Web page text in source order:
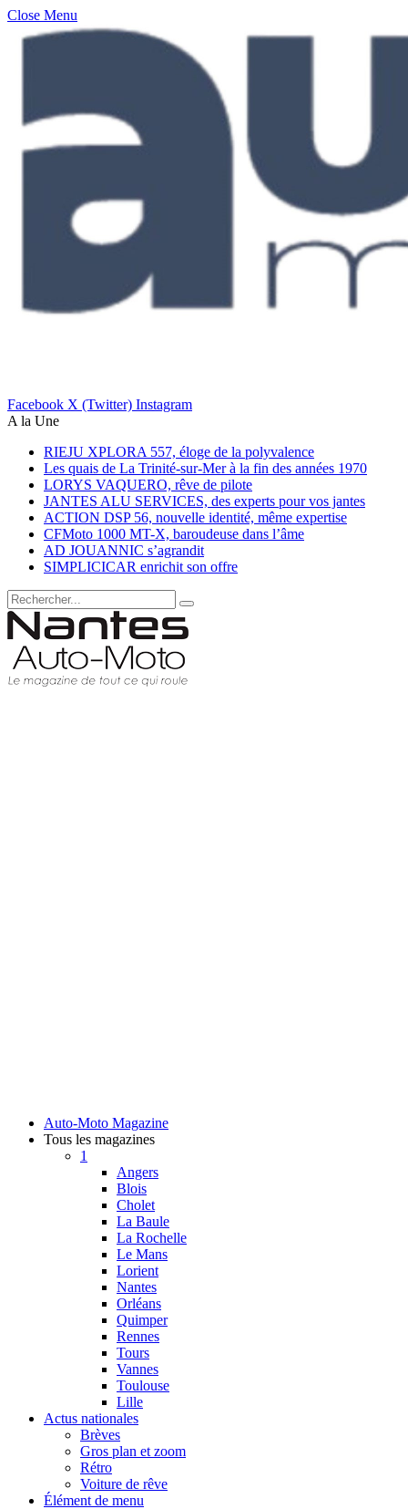
Close Menu
Facebook X (Twitter) Instagram
A la Une
RIEJU XPLORA 557, éloge de la polyvalence
Les quais de La Trinité-sur-Mer à la fin des années 1970
LORYS VAQUERO, rêve de pilote
JANTES ALU SERVICES, des experts pour vos jantes
ACTION DSP 56, nouvelle identité, même expertise
CFMoto 1000 MT-X, baroudeuse dans l’âme
AD JOUANNIC s’agrandit
SIMPLICICAR enrichit son offre
Auto-Moto Magazine
Tous les magazines
1
Angers
Blois
Cholet
La Baule
La Rochelle
Le Mans
Lorient
Nantes
Orléans
Quimper
Rennes
Tours
Vannes
Toulouse
Lille
Actus nationales
Brèves
Gros plan et zoom
Rétro
Voiture de rêve
Élément de menu